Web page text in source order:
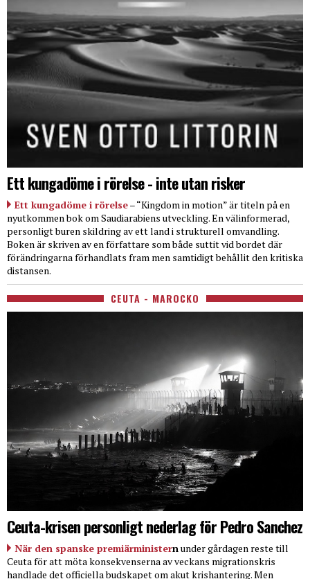
Ett kungadöme i rörelse - inte utan risker
Ett kungadöme i rörelse– “Kingdom in motion” är titeln på en
nyutkommen bok om Saudiarabiens utveckling. En välinformerad,
personligt buren skildring av ett land i strukturell omvandling.
Boken är skriven av en författare som både suttit vid bordet där
förändringarna förhandlats fram men samtidigt behållit den kritiska
distansen.
CEUTA - MAROCKO
Ceuta-krisen personligt nederlag för Pedro Sanchez
När den spanske premiärministernunder gårdagen reste till
Ceuta för att möta konsekvenserna av veckans migrationskris
handlade det officiella budskapet om akut krishantering. Men